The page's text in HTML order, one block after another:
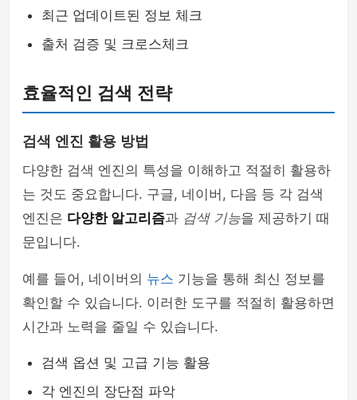
최근 업데이트된 정보 체크
출처 검증 및 크로스체크
효율적인 검색 전략
검색 엔진 활용 방법
다양한 검색 엔진의 특성을 이해하고 적절히 활용하
는 것도 중요합니다. 구글, 네이버, 다음 등 각 검색
엔진은 다양한 알고리즘과 검색 기능을 제공하기 때
문입니다.
예를 들어, 네이버의 뉴스 기능을 통해 최신 정보를
확인할 수 있습니다. 이러한 도구를 적절히 활용하면
시간과 노력을 줄일 수 있습니다.
검색 옵션 및 고급 기능 활용
각 엔진의 장단점 파악